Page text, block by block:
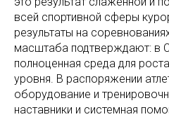
всей спортивной сферы
результаты на
масштаба подтверждают: в
полноценная среда для
уровня. В распоряжении
оборудование и
наставники и системная